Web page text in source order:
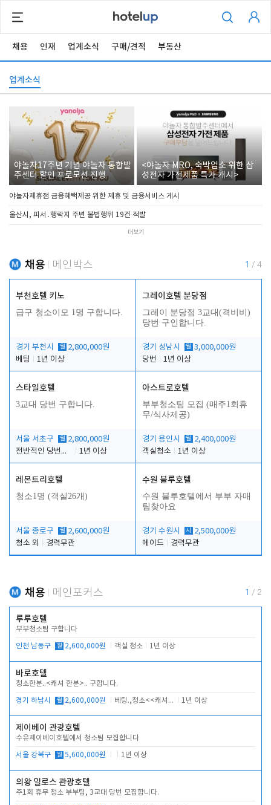
채용 인재 업계소식 구매/견적 부동산
업계소식
야놀자17주년 기념 야놀자 통합발
주센터 할인 프로모션 진행
<야놀자 MRO, 숙박업소 위한 삼
성전자 가전제품 특가 개시>
야놀자제휴점 금융혜택제공 위한 제휴 및 금융서비스 게시
울산시, 피서․행락지 주변 불법행위 19건 적발
더보기
채용 메인박스 1 / 4
부천호텔 키노
급구 청소이모 1명 구합니다.
경기 부천시 월 2,800,000원
베팅
1년 이상
그레이호텔 분당점
그레이 분당점 3교대(격비비)
당번 구인합니다.
경기 성남시 월 3,000,000원
당번
1년 이상
스타일호텔
3교대 당번 구합니다.
서울 서초구 월 2,800,000원
전반적인 당번업무
1년 이상
아스트로호텔
부부청소팀 모집 (매주1회휴
무/식사제공)
경기 용인시 월 2,400,000원
객실청소
1년 이상
레몬트리호텔
청소1명 (객실26개)
서울 종로구 월 2,600,000원
청소 외
경력무관
수원 블루호텔
수원 블루호텔에서 부부 자매
팀찾아요
경기 수원시 시
2,500,000원
메이드
경력무관
채용 메인포커스 1 / 2
루루호텔
부부청소팀 구합니다
인천 남동구 월 2,600,000원 객실 청소 1년 이상
바로호텔
청소한분..<캐셔 한분>.. 구합니다.
경기 하남시 월 2,600,000원 베팅.,청소<<캐셔 모셔봅니다. 1년 이상
제이베이 관광호텔
수유제이베이호텔에서 청소팀 모집합니다
서울 강북구 월 5,600,000원 1년 이상
의왕 밀로스 관광호텔
주1회 휴무 청소 부부팀, 3교대 당번 모집합니다.